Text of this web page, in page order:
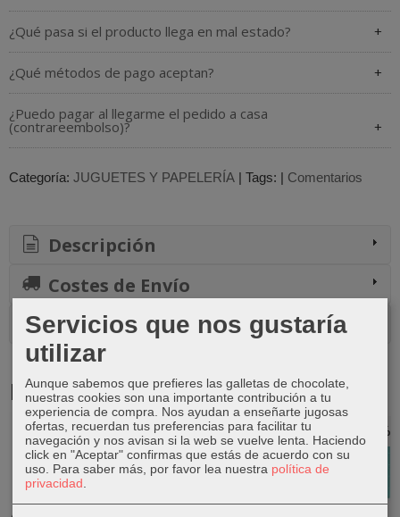
¿Qué pasa si el producto llega en mal estado?
¿Qué métodos de pago aceptan?
¿Puedo pagar al llegarme el pedido a casa
(contrareembolso)?
Categoría: JUGUETES Y PAPELERÍA | Tags: | Comentarios
Descripción
Costes de Envío
Comentarios
Productos Relacionados
-20 % -20 % -20 % -0 %
Servicios que nos gustaría
utilizar
Aunque sabemos que prefieres las galletas de chocolate,
nuestras cookies son una importante contribución a tu
experiencia de compra. Nos ayudan a enseñarte jugosas
ofertas, recuerdan tus preferencias para facilitar tu
navegación y nos avisan si la web se vuelve lenta. Haciendo
click en "Aceptar" confirmas que estás de acuerdo con su
uso. Para saber más, por favor lea nuestra política de
privacidad